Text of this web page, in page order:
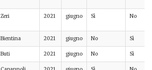
Zeri 2021 giugno Sì No
Bientina 2021 giugno No Sì
Buti 2021 giugno No Sì